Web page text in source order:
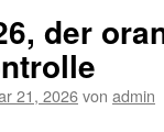
der
21, 2026von admin